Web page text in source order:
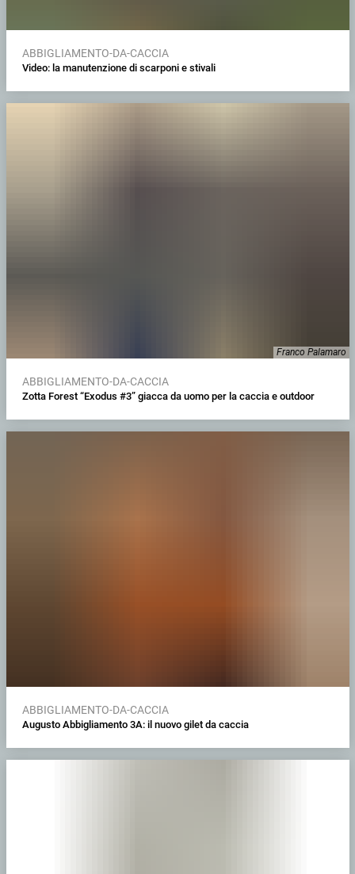
ABBIGLIAMENTO-DA-CACCIA
Video: la manutenzione di scarponi e stivali
Franco Palamaro
ABBIGLIAMENTO-DA-CACCIA
Zotta Forest “Exodus #3” giacca da uomo per la caccia e outdoor
ABBIGLIAMENTO-DA-CACCIA
Augusto Abbigliamento 3A: il nuovo gilet da caccia